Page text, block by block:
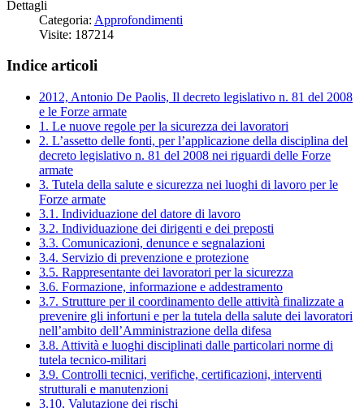
Dettagli
Categoria: Approfondimenti
Visite: 187214
Indice articoli
2012, Antonio De Paolis, Il decreto legislativo n. 81 del 2008
e le Forze armate
1. Le nuove regole per la sicurezza dei lavoratori
2. L’assetto delle fonti, per l’applicazione della disciplina del
decreto legislativo n. 81 del 2008 nei riguardi delle Forze
armate
3. Tutela della salute e sicurezza nei luoghi di lavoro per le
Forze armate
3.1. Individuazione del datore di lavoro
3.2. Individuazione dei dirigenti e dei preposti
3.3. Comunicazioni, denunce e segnalazioni
3.4. Servizio di prevenzione e protezione
3.5. Rappresentante dei lavoratori per la sicurezza
3.6. Formazione, informazione e addestramento
3.7. Strutture per il coordinamento delle attività finalizzate a
prevenire gli infortuni e per la tutela della salute dei lavoratori
nell’ambito dell’Amministrazione della difesa
3.8. Attività e luoghi disciplinati dalle particolari norme di
tutela tecnico-militari
3.9. Controlli tecnici, verifiche, certificazioni, interventi
strutturali e manutenzioni
3.10. Valutazione dei rischi